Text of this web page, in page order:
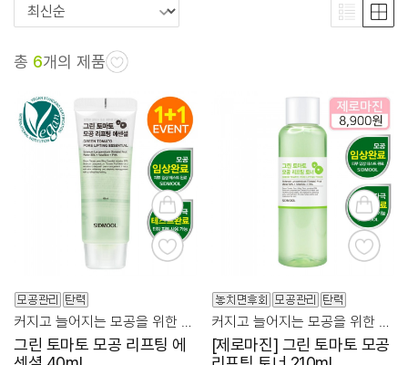
총 6개의 제품
그린 토마토 모공 리프팅 에
[제로마진] 그린 토마토 모공